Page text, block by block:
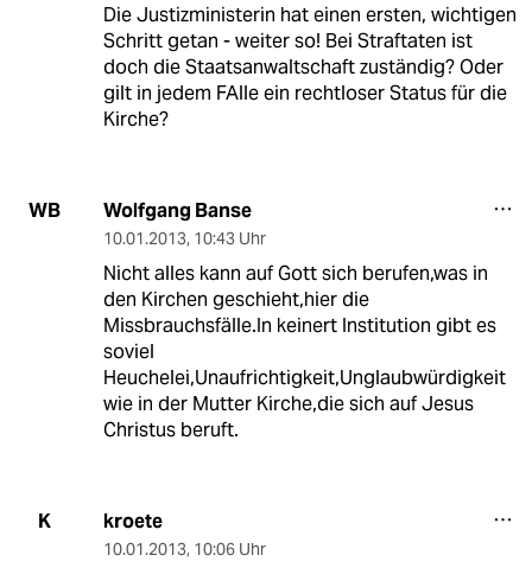
Die Justizministerin hat einen ersten, wichtigen
Schritt getan - weiter so! Bei Straftaten ist
doch die Staatsanwaltschaft zuständig? Oder
gilt in jedem FAlle ein rechtloser Status für die
Kirche?
WB Wolfgang Banse
10.01.2013, 10:43 Uhr
Nicht alles kann auf Gott sich berufen,was in
den Kirchen geschieht,hier die
Missbrauchsfälle.In keinert Institution gibt es
soviel
Heuchelei,Unaufrichtigkeit,Unglaubwürdigkeit
wie in der Mutter Kirche,die sich auf Jesus
Christus beruft.
K kroete
10.01.2013, 10:06 Uhr